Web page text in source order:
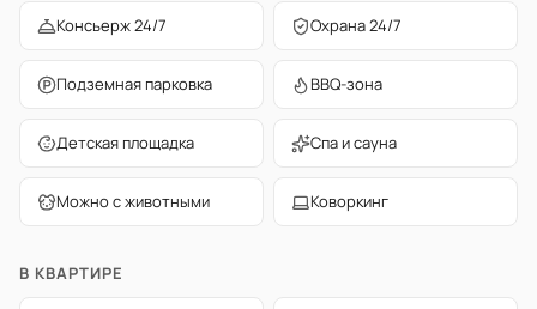
Консьерж 24/7 Охрана 24/7
Подземная парковка BBQ-зона
Детская площадка Спа и сауна
Можно с животными Коворкинг
В КВАРТИРЕ